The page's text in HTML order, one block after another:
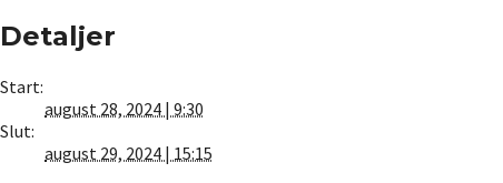
Detaljer
Start:
august 28, 2024 | 9:30
Slut:
august 29, 2024 | 15:15